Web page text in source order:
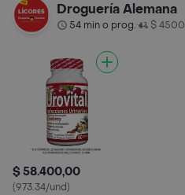
Droguería Alemana
54 min o prog.• $ 4500
$ 58.400,00
(973.34/und)